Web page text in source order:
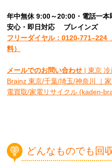
年中無休 9:00～20:00・電話一本
安心・即日対応
ブレインズ
フリーダイヤル：0120-771–224
料）
メールでのお問い合わせ | 東京 冷
Brainz 東京/千葉/埼玉/神奈川 ｜
電買取/家電リサイクル (kaden-
どんなものでも回